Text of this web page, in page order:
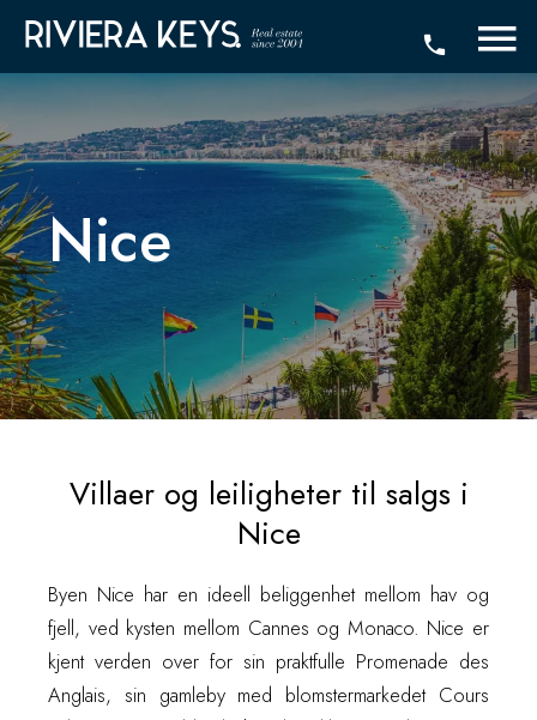
Nice
Villaer og leiligheter til salgs i
Nice
Byen Nice har en ideell beliggenhet mellom hav og
fjell, ved kysten mellom Cannes og Monaco. Nice er
kjent verden over for sin praktfulle Promenade des
Anglais, sin gamleby med blomstermarkedet Cours